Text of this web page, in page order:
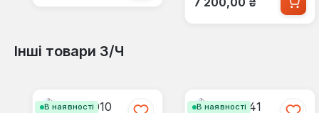
Інші товари З/Ч
В наявності В наявності